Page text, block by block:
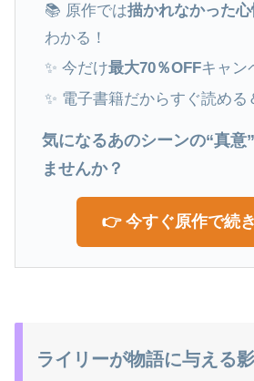
📚 原作では描かれなかった
わかる！
✨ 今だけ最大70％OFFキャン
✨ 電子書籍だからすぐ読め
気になるあのシーンの“真意
ませんか？
👉 今すぐ原作で続
ライリーが物語に与える